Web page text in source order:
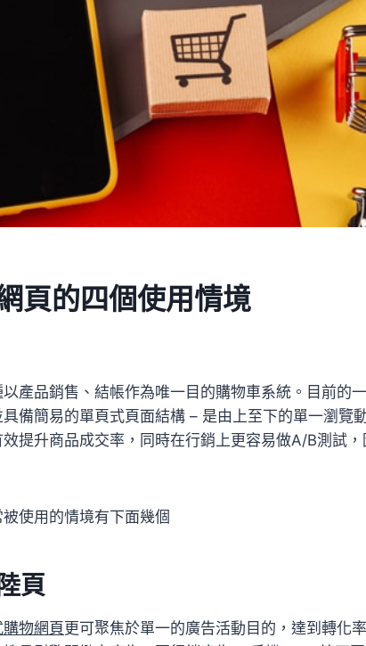
頁的四個使用情境
產品銷售、結帳作為唯一目的購物車系統。目前的
備簡易的單頁式頁面結構 – 是由上至下的單一瀏覽
提升商品成交率，同時在行銷上更容易做A/B測試
使用的情境有下面幾個
頁
物網頁更可聚焦於單一的廣告活動目的，達到轉化